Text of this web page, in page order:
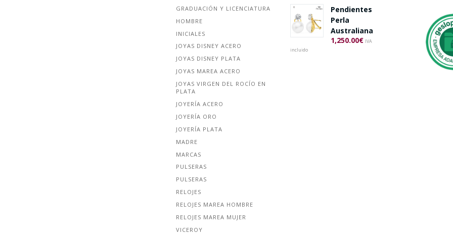
GRADUACIÓN Y LICENCIATURA
HOMBRE
INICIALES
JOYAS DISNEY ACERO
JOYAS DISNEY PLATA
JOYAS MAREA ACERO
JOYAS VIRGEN DEL ROCÍO EN
PLATA
JOYERÍA ACERO
JOYERÍA ORO
JOYERÍA PLATA
MADRE
MARCAS
PULSERAS
PULSERAS
RELOJES
RELOJES MAREA HOMBRE
RELOJES MAREA MUJER
VICEROY
Pendientes
Perla
Australiana
1,250.00€ IVA
incluido